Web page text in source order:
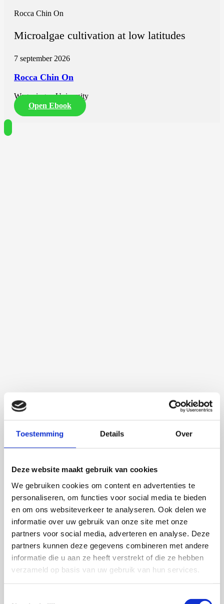
Toestemming Details Over
Deze website maakt gebruik van cookies
We gebruiken cookies om content en advertenties te
personaliseren, om functies voor social media te bieden
en om ons websiteverkeer te analyseren. Ook delen we
informatie over uw gebruik van onze site met onze
partners voor social media, adverteren en analyse. Deze
partners kunnen deze gegevens combineren met andere
informatie die u aan ze heeft verstrekt of die ze hebben
verzameld op basis van uw gebruik van hun services.
Rocca Chin On
Microalgae cultivation at low latitudes
7 september 2026
Rocca Chin On
Wageningen University
Open Ebook
Talitha Spanjersberg
Context-aware phenotyping of cardiac
disease across translational models
4 september 2026
Talitha Spanjersberg